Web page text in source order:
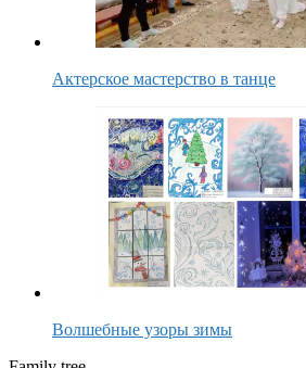
Актерское мастерство в танце
Волшебные узоры зимы